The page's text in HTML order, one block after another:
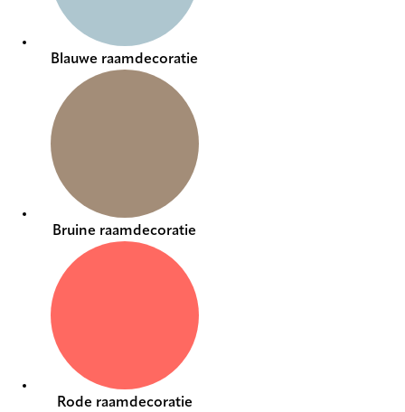
Blauwe raamdecoratie
Bruine raamdecoratie
Rode raamdecoratie